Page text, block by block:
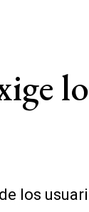
los